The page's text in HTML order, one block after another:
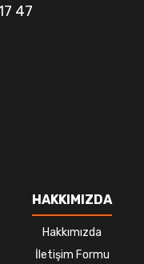
47
HAKKIMIZDA
Hakkımızda
İletişim Formu